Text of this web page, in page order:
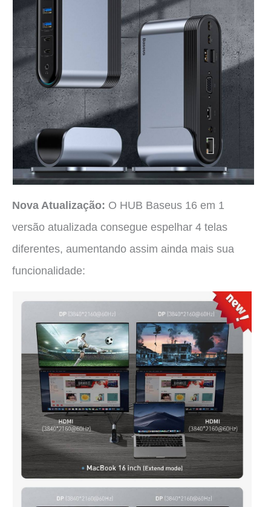
Nova Atualização: O HUB Baseus 16 em 1
versão atualizada consegue espelhar 4 telas
diferentes, aumentando assim ainda mais sua
funcionalidade: